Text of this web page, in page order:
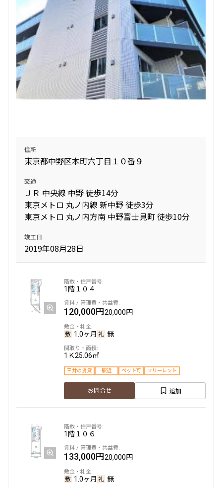
15件
お部屋を再検索
検索結果の絞り込み
賃料
管理費/共益費含む
礼金なし
敷金なし
礼金１ヶ月以下
フリーレント付き
間取り
1R〜1K
2LDK
専有面積
〜
新築
3年以内
10年以内
20年以内
25年以内
30年以内
駅から徒歩
1分以内
5分以内
15分以内
住所
東京都中野区本町六丁目１０番９
交通
ＪＲ 中央線 中野 徒歩14分
東京メトロ 丸ノ内線 新中野 徒歩3分
東京メトロ 丸ノ内方南 中野富士見町 徒歩10分
竣工日
2019年08月28日
1階１０４
120,000円20,000円
1.0ヶ月 無
1Ｋ25.06㎡
三井の賃貸 駅近 ペット可 フリーレント
お問合せ 追加
1階１０６
133,000円20,000円
1.0ヶ月 無